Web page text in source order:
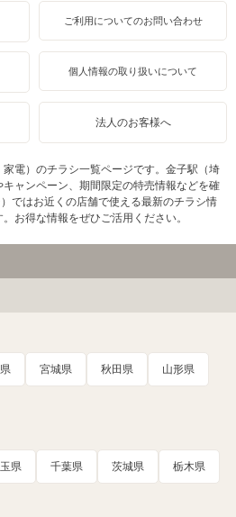
ご利用についてのお問い合わせ
個人情報の取り扱いについて
法人のお客様へ
電）のチラシ一覧ページです。金子駅（埼
ャンペーン、期間限定の特売情報などを確
ではお近くの店舗で使える最新のチラシ情
お得な情報をぜひご活用ください。
宮城県 秋田県 山形県
県 千葉県 茨城県 栃木県